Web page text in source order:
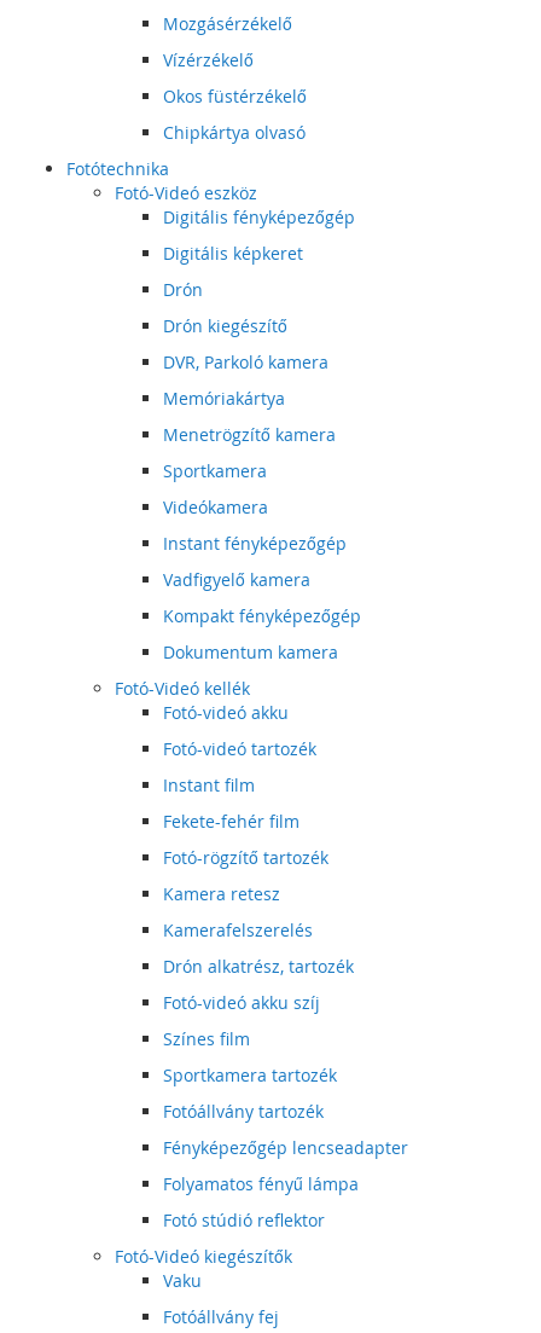
Mozgásérzékelő
Vízérzékelő
Okos füstérzékelő
Chipkártya olvasó
Fotótechnika
Fotó-Videó eszköz
Digitális fényképezőgép
Digitális képkeret
Drón
Drón kiegészítő
DVR, Parkoló kamera
Memóriakártya
Menetrögzítő kamera
Sportkamera
Videókamera
Instant fényképezőgép
Vadfigyelő kamera
Kompakt fényképezőgép
Dokumentum kamera
Fotó-Videó kellék
Fotó-videó akku
Fotó-videó tartozék
Instant film
Fekete-fehér film
Fotó-rögzítő tartozék
Kamera retesz
Kamerafelszerelés
Drón alkatrész, tartozék
Fotó-videó akku szíj
Színes film
Sportkamera tartozék
Fotóállvány tartozék
Fényképezőgép lencseadapter
Folyamatos fényű lámpa
Fotó stúdió reflektor
Fotó-Videó kiegészítők
Vaku
Fotóállvány fej